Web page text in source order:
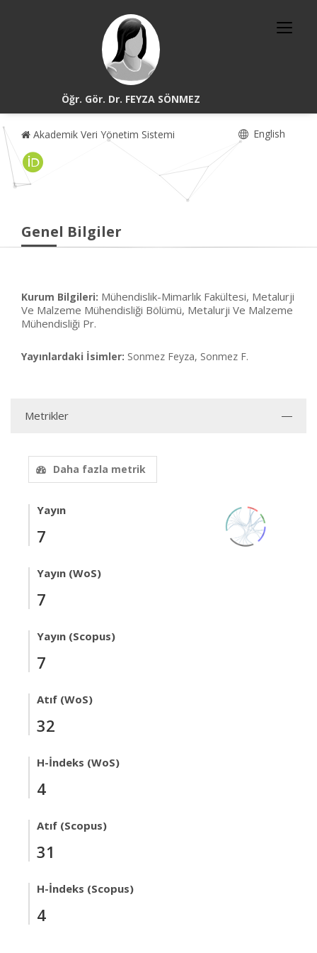
Öğr. Gör. Dr. FEYZA SÖNMEZ
Akademik Veri Yönetim Sistemi English
Genel Bilgiler
Kurum Bilgileri: Mühendislik-Mimarlık Fakültesi, Metalurji
Ve Malzeme Mühendisliği Bölümü, Metalurji Ve Malzeme
Mühendisliği Pr.
Yayınlardaki İsimler: Sonmez Feyza, Sonmez F.
Metrikler
Daha fazla metrik
Yayın
7
Yayın (WoS)
7
Yayın (Scopus)
7
Atıf (WoS)
32
H-İndeks (WoS)
4
Atıf (Scopus)
31
H-İndeks (Scopus)
4